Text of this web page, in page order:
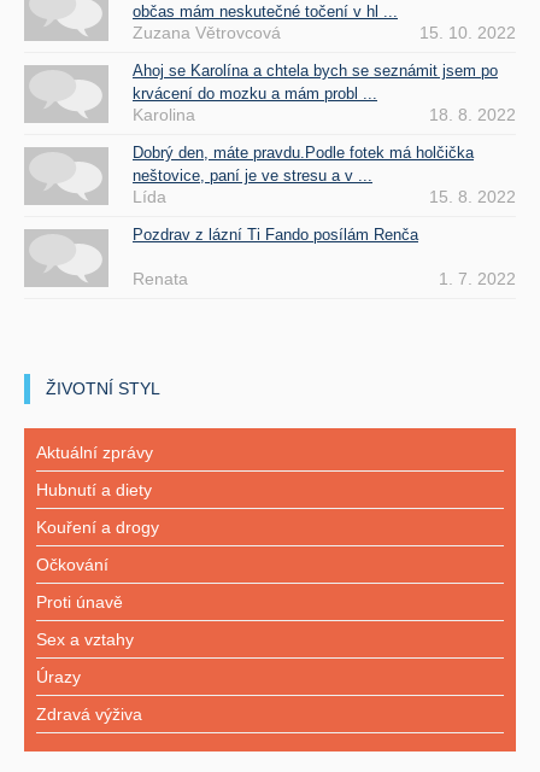
občas mám neskutečné točení v hl ...
Zuzana Větrovcová 15. 10. 2022
Ahoj se Karolína a chtela bych se seznámit jsem po
krvácení do mozku a mám probl ...
Karolina 18. 8. 2022
Dobrý den, máte pravdu.Podle fotek má holčička
neštovice, paní je ve stresu a v ...
Lída 15. 8. 2022
Pozdrav z lázní Ti Fando posílám Renča
Renata 1. 7. 2022
ŽIVOTNÍ STYL
Aktuální zprávy
Hubnutí a diety
Kouření a drogy
Očkování
Proti únavě
Sex a vztahy
Úrazy
Zdravá výživa